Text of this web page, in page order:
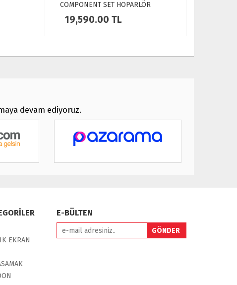
COMPONENT SET HOPARLÖR
19,590.00 TL
devam ediyoruz.
EKRAN
E-BÜLTEN